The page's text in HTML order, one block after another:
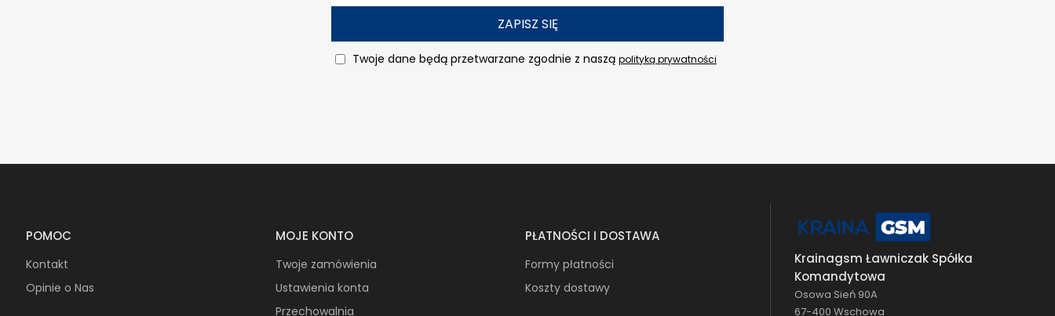
ZAPISZ SIĘ
Twoje dane będą przetwarzane zgodnie z naszą polityką prywatności
POMOC
Kontakt
Opinie o Nas
MOJE KONTO
Twoje zamówienia
Ustawienia konta
Przechowalnia
PŁATNOŚCI I DOSTAWA
Formy płatności
Koszty dostawy
Krainagsm Ławniczak Spółka
Komandytowa
Osowa Sień 90A
67-400 Wschowa